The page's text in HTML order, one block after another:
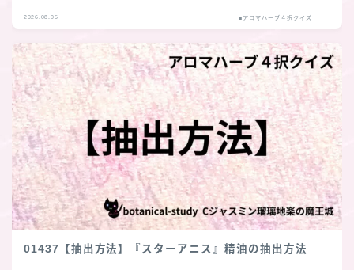
2026.08.05 ■アロマハーブ４択クイズ
01437【抽出方法】『スターアニス』精油の抽出方法